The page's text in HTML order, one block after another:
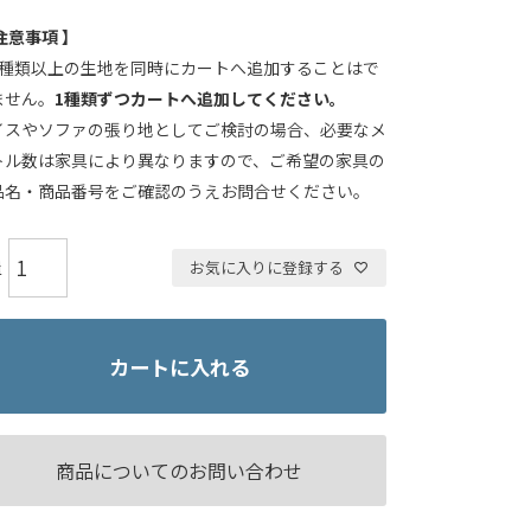
意事項 】
類以上の生地を同時にカートへ追加することはで
ん。 1種類ずつカートへ追加してください。
やソファの張り地としてご検討の場合、必要なメ
ル数は家具により異なりますので、ご希望の家具の
名・商品番号をご確認のうえお問合せください。
お気に入りに登録する
カートに入れる
商品についてのお問い合わせ